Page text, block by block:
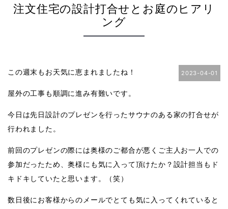
注文住宅の設計打合せとお庭のヒアリ
ング
2023-04-01
この週末もお天気に恵まれましたね！
屋外の工事も順調に進み有難いです。
今日は先日設計のプレゼンを行ったサウナのある家の打合せが
行われました。
前回のプレゼンの際には奥様のご都合が悪くご主人お一人での
参加だったため、奥様にも気に入って頂けたか？設計担当もド
キドキしていたと思います。（笑）
数日後にお客様からのメールでとても気に入ってくれていると